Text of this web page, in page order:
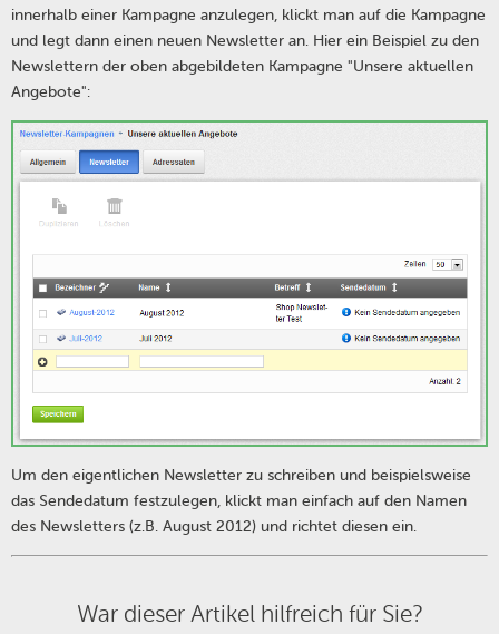
innerhalb einer Kampagne anzulegen, klickt man auf die Kampagne
und legt dann einen neuen Newsletter an. Hier ein Beispiel zu den
Newslettern der oben abgebildeten Kampagne "Unsere aktuellen
Angebote":
Um den eigentlichen Newsletter zu schreiben und beispielsweise
das Sendedatum festzulegen, klickt man einfach auf den Namen
des Newsletters (z.B. August 2012) und richtet diesen ein.
War dieser Artikel hilfreich für Sie?